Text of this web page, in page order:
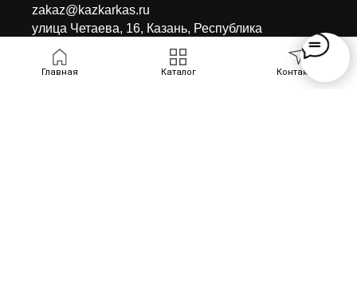
zakaz@kazkarkas.ru
улица Четаева, 16, Казань, Республика
Татарстан
Главная Каталог Контакты